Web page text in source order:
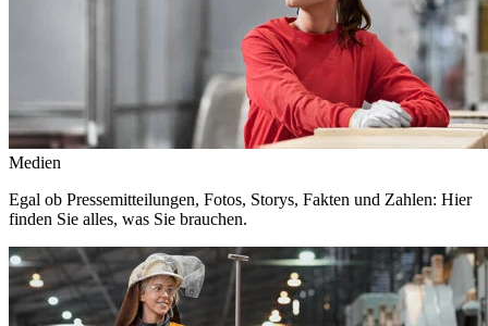
Medien
Egal ob Pressemitteilungen, Fotos, Storys, Fakten und Zahlen: Hier
finden Sie alles, was Sie brauchen.